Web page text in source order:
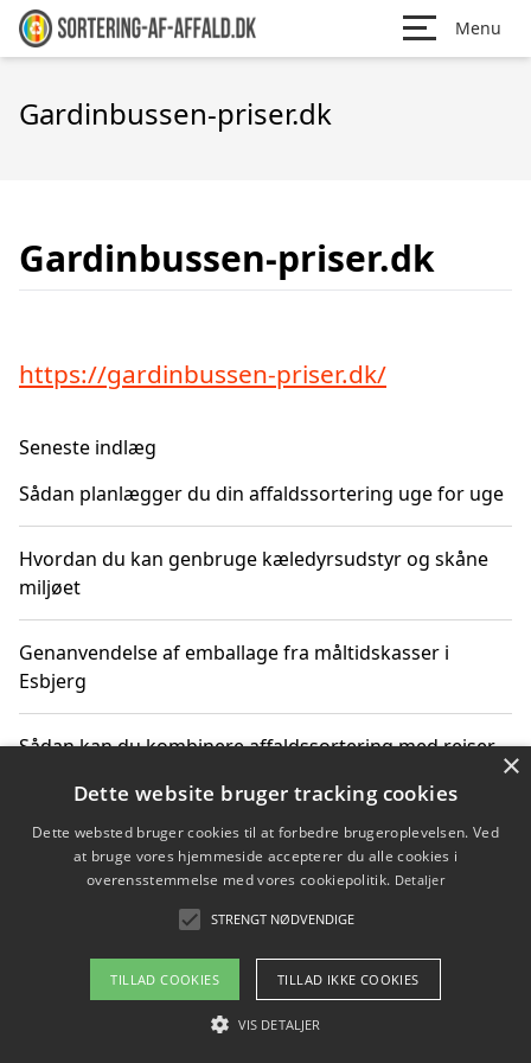
Menu
Gardinbussen-priser.dk
Gardinbussen-priser.dk
https://gardinbussen-priser.dk/
Seneste indlæg
Sådan planlægger du din affaldssortering uge for uge
Hvordan du kan genbruge kæledyrsudstyr og skåne
miljøet
Genanvendelse af emballage fra måltidskasser i
Esbjerg
Sådan kan du kombinere affaldssortering med rejser
Hvordan affaldssortering kan bidrage til co2 reduktion
Om / kontakt
Blog Betingelser
×
Dette website bruger tracking cookies
Dette websted bruger cookies til at forbedre brugeroplevelsen. Ved
at bruge vores hjemmeside accepterer du alle cookies i
overensstemmelse med vores cookiepolitik. Detaljer
STRENGT NØDVENDIGE
TILLAD COOKIES TILLAD IKKE COOKIES
VIS DETALJER